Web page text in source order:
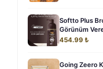
Softto Plus
Görünüm
454.99 ₺
Going Zeero